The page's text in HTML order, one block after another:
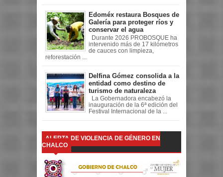
Edoméx restaura Bosques de
Galería para proteger ríos y
conservar el agua
Durante 2026 PROBOSQUE ha
intervenido más de 17 kilómetros
de cauces con limpieza,
reforestación ...
Delfina Gómez consolida a la
entidad como destino de
turismo de naturaleza
La Gobernadora encabezó la
inauguración de la 6ª edición del
Festival Internacional de la ...
ALERTA DE VIOLENCIA DE GÉNERO EN
CHALCO